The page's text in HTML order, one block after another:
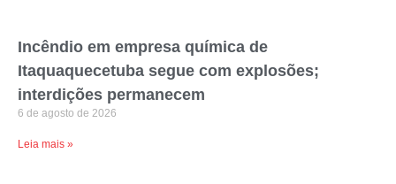
Incêndio em empresa química de
Itaquaquecetuba segue com explosões;
interdições permanecem
6 de agosto de 2026
Leia mais »